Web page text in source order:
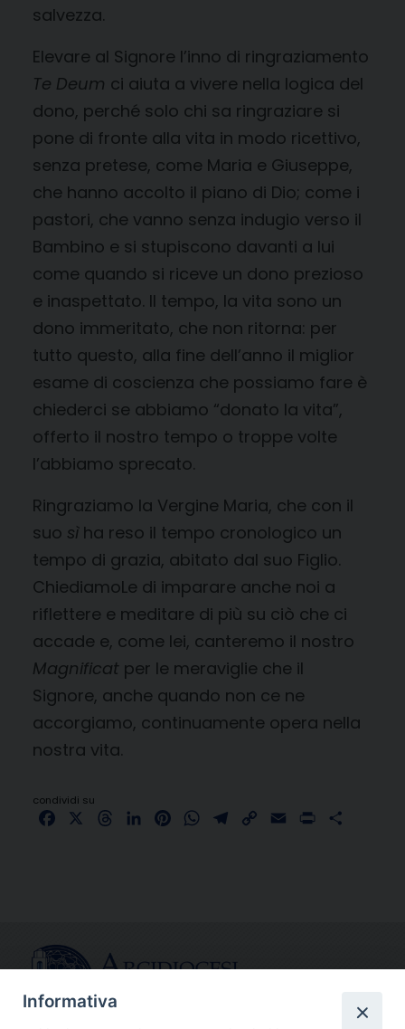
salvezza.
Elevare al Signore l’inno di ringraziamento
Te Deum ci aiuta a vivere nella logica del
dono, perché solo chi sa ringraziare si
pone di fronte alla vita in modo ricettivo,
senza pretese, come Maria e Giuseppe,
che hanno accolto il piano di Dio; come i
pastori, che vanno senza indugio verso il
Bambino e si stupiscono davanti a lui
come quando si riceve un dono prezioso
e inaspettato. Il tempo, la vita sono un
dono immeritato, che non ritorna: per
tutto questo, alla fine dell’anno il miglior
esame di coscienza che possiamo fare è
chiederci se abbiamo “donato la vita”,
offerto il nostro tempo o troppe volte
l’abbiamo sprecato.
Ringraziamo la Vergine Maria, che con il
suo sìha reso il tempo cronologico un
tempo di grazia, abitato dal suo Figlio.
ChiediamoLe di imparare anche noi a
riflettere e meditare di più su ciò che ci
accade e, come lei, canteremo il nostro
Magnificat per le meraviglie che il
Signore, anche quando non ce ne
accorgiamo, continuamente opera nella
nostra vita.
condividi su
FacebookThreadsLinkedInPinterestWhatsApp
Telegram
Copy Email Print
Informativa